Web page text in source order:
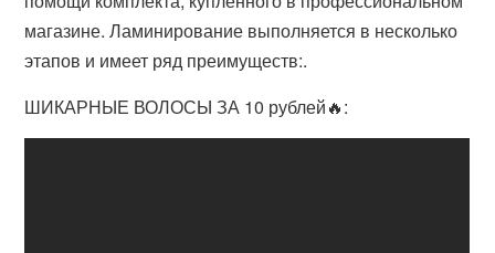
магазине. Ламинирование выполняется в несколько
этапов и имеет ряд преимуществ:.
ШИКАРНЫЕ ВОЛОСЫ ЗА 10 рублей🔥: